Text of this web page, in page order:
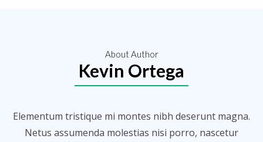
About Author
Kevin Ortega
Elementum tristique mi montes nibh deserunt magna.
Netus assumenda molestias nisi porro, nascetur